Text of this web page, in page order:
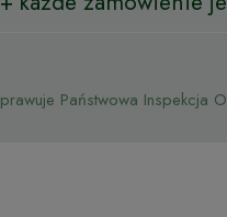
Państwowa Inspekcja